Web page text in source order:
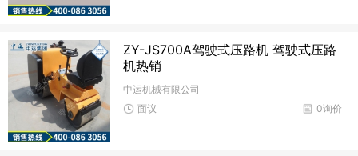
ZY-JS700A驾驶式压路机 驾驶式压路
机热销
中运机械有限公司
0询价
面议